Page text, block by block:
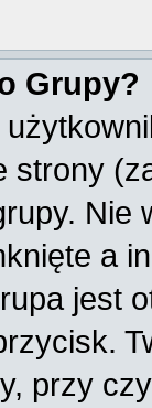
Grupy?
strony
Nie
a
jest
przy